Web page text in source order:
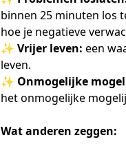
binnen 25 minuten los
hoe je negatieve
✨ Vrijer leven: een
leven.
✨ Onmogelijke
het onmogelijke
Wat anderen zeggen: